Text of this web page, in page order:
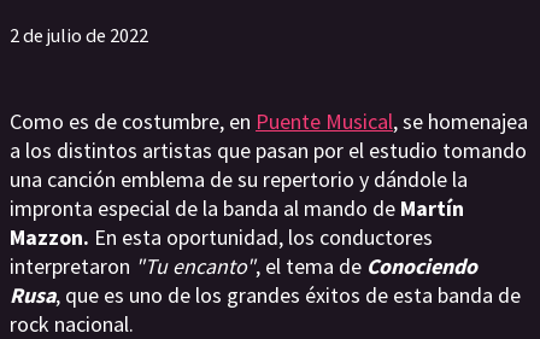
2 de julio de 2022
Como es de costumbre, en Puente Musical, se homenajea
a los distintos artistas que pasan por el estudio tomando
una canción emblema de su repertorio y dándole la
impronta especial de la banda al mando de Martín
Mazzon. En esta oportunidad, los conductores
interpretaron "Tu encanto", el tema de Conociendo
Rusa, que es uno de los grandes éxitos de esta banda de
rock nacional.